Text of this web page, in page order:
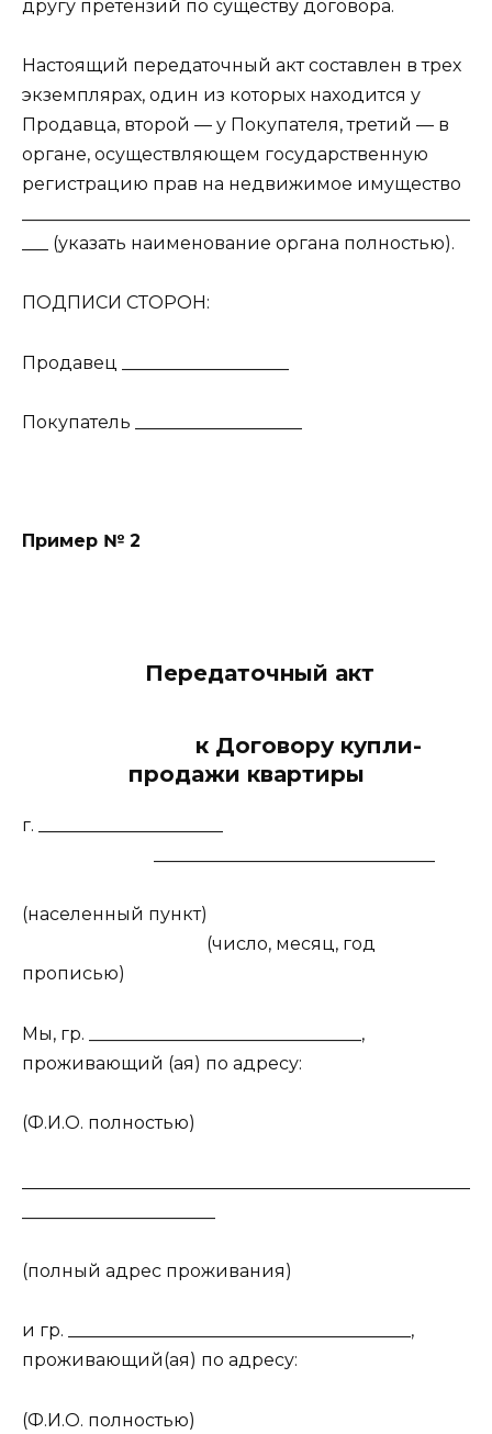
другу претензий по существу договора.
Настоящий передаточный акт составлен в трех
экземплярах, один из которых находится у
Продавца, второй — у Покупателя, третий — в
органе, осуществляющем государственную
регистрацию прав на недвижимое имущество
___ (указать наименование органа полностью).
ПОДПИСИ СТОРОН:
Продавец ___________________
Покупатель ___________________
Пример № 2
Передаточный акт
к Договору купли-
продажи квартиры
г. _____________________
(населенный пункт)
(число, месяц, год
прописью)
Мы, гр. _______________________________,
проживающий (ая) по адресу:
(Ф.И.О. полностью)
(полный адрес проживания)
и гр. _______________________________________,
проживающий(ая) по адресу:
(Ф.И.О. полностью)